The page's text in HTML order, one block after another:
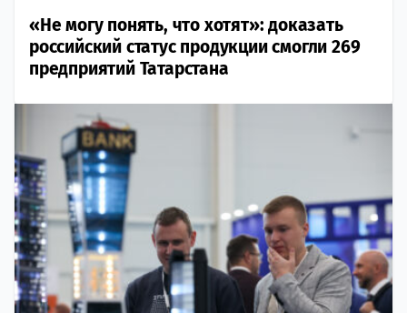
«Не могу понять, что хотят»: доказать
российский статус продукции смогли 269
предприятий Татарстана